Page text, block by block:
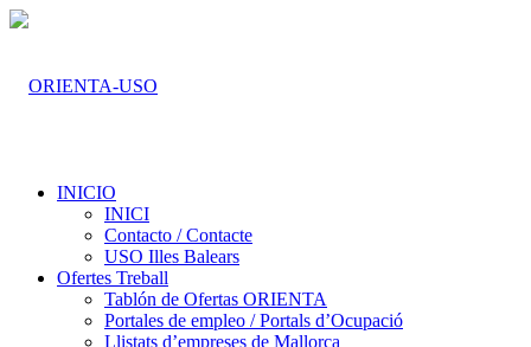
INICIO
INICI
Contacto / Contacte
USO Illes Balears
Ofertes Treball
Tablón de Ofertas ORIENTA
Portales de empleo / Portals d’Ocupació
Llistats d’empreses de Mallorca